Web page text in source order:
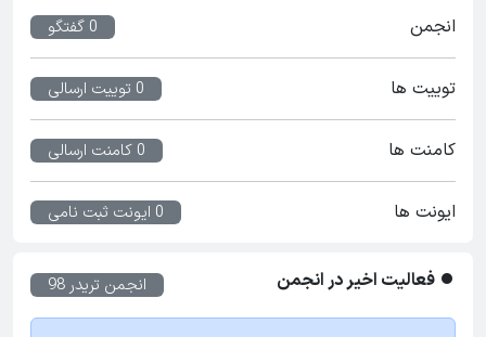
انجمن 0 گفتگو
توییت ها 0 توییت ارسالی
کامنت ها 0 کامنت ارسالی
ایونت ها 0 ایونت ثبت نامی
فعالیت اخیر در انجمن انجمن تریدر 98